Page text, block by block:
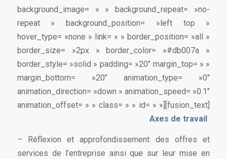
background_image= » » background_repeat= »no-
repeat » background_position= »left top »
hover_type= »none » link= » » border_position= »all »
border_size= »2px » border_color= »#db007a »
border_style= »solid » padding= »20″ margin_top= » »
margin_bottom= »20″ animation_type= »0″
animation_direction= »down » animation_speed= »0.1″
animation_offset= » » class= » » id= » »][fusion_text]
Axes de travail
– Réflexion et approfondissement des offres et
services de l’entreprise ainsi que sur leur mise en